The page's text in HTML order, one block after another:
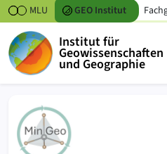
Zum Inhalt springen
MLU GEO Institut
Institut für
Geowissenschaften
und Geographie